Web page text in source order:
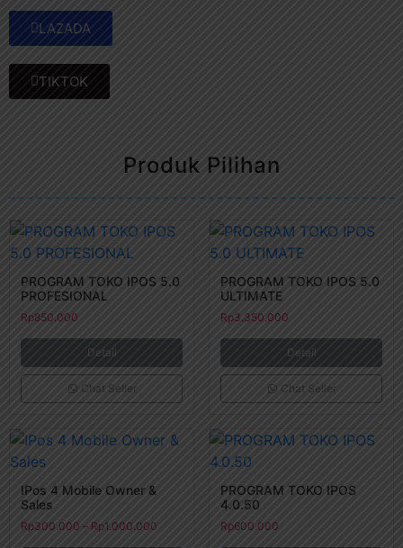
LAZADA
TIKTOK
Produk Pilihan
PROGRAM TOKO IPOS 5.0
PROFESIONAL
Rp850.000
Detail
Chat Seller
PROGRAM TOKO IPOS 5.0
ULTIMATE
Rp3.350.000
Detail
Chat Seller
IPos 4 Mobile Owner &
Sales
Rp300.000 – Rp1.000.000
PROGRAM TOKO IPOS
4.0.50
Rp600.000